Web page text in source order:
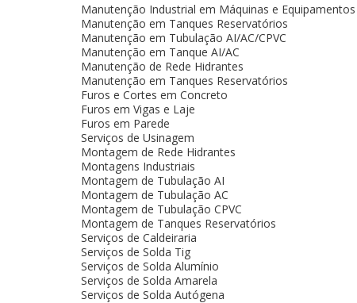
Manutenção Industrial em Máquinas e Equipamentos
Manutenção em Tanques Reservatórios
Manutenção em Tubulação AI/AC/CPVC
Manutenção em Tanque AI/AC
Manutenção de Rede Hidrantes
Manutenção em Tanques Reservatórios
Furos e Cortes em Concreto
Furos em Vigas e Laje
Furos em Parede
Serviços de Usinagem
Montagem de Rede Hidrantes
Montagens Industriais
Montagem de Tubulação AI
Montagem de Tubulação AC
Montagem de Tubulação CPVC
Montagem de Tanques Reservatórios
Serviços de Caldeiraria
Serviços de Solda Tig
Serviços de Solda Alumínio
Serviços de Solda Amarela
Serviços de Solda Autógena